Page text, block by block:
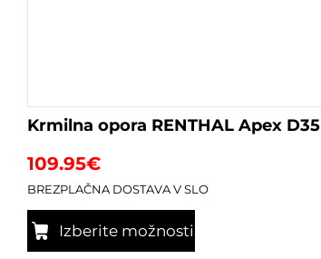
Krmilna opora RENTHAL Apex D35
109.95€
BREZPLAČNA DOSTAVA V SLO
Izberite možnosti